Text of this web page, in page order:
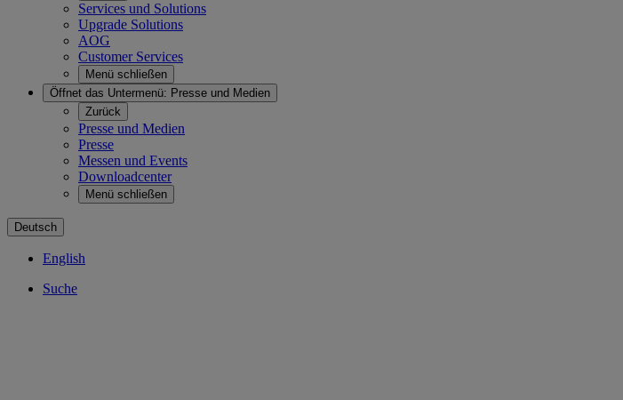
Services und Solutions
Upgrade Solutions
AOG
Customer Services
Menü schließen
Öffnet das Untermenü: Presse und Medien
Zurück
Presse und Medien
Presse
Messen und Events
Downloadcenter
Menü schließen
Deutsch
English
Suche